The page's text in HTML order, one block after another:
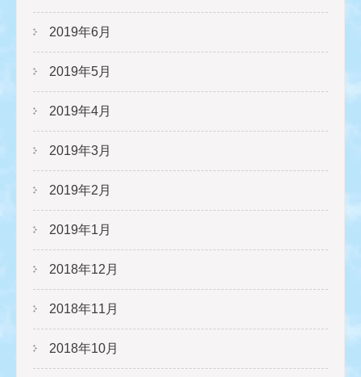
2019年6月
2019年5月
2019年4月
2019年3月
2019年2月
2019年1月
2018年12月
2018年11月
2018年10月